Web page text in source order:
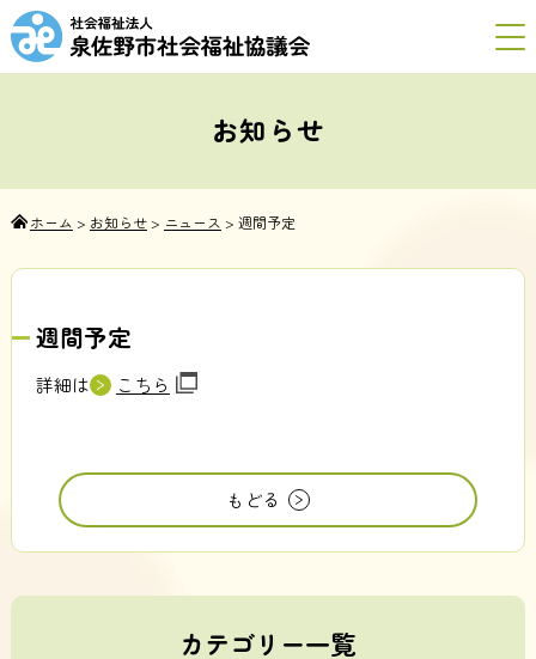
お知らせ
ホーム > お知らせ> ニュース > 週間予定
週間予定
詳細は こちら
もどる
カテゴリー一覧